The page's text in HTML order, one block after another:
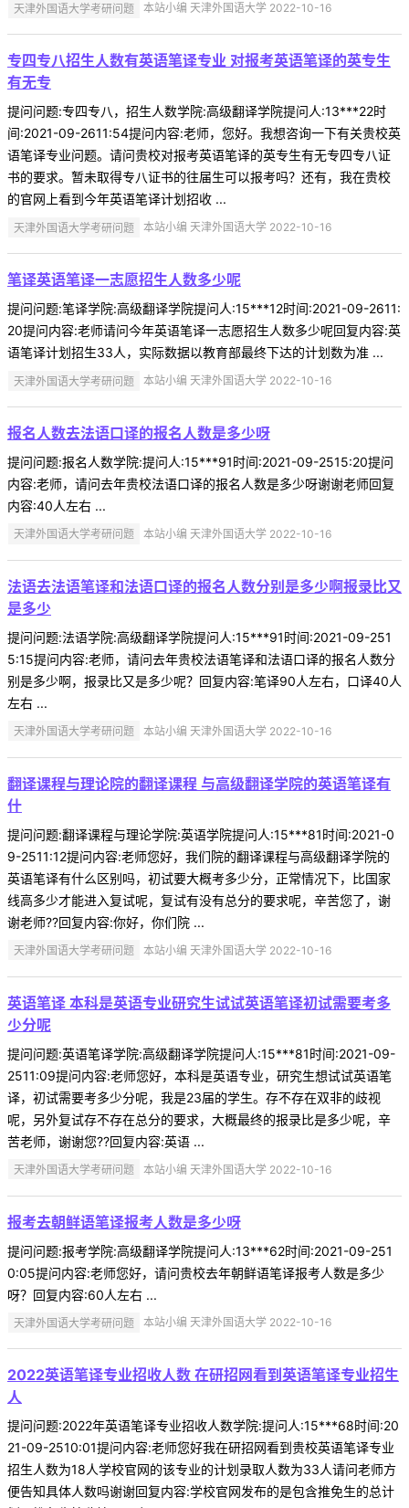
天津外国语大学考研问题 本站小编 天津外国语大学 2022-10-16
专四专八招生人数有英语笔译专业 对报考英语笔译的英专生
有无专
提问问题:专四专八，招生人数学院:高级翻译学院提问人:13***22时
间:2021-09-2611:54提问内容:老师，您好。我想咨询一下有关贵校英
语笔译专业问题。请问贵校对报考英语笔译的英专生有无专四专八证
书的要求。暂未取得专八证书的往届生可以报考吗？还有，我在贵校
的官网上看到今年英语笔译计划招收 ...
天津外国语大学考研问题 本站小编 天津外国语大学 2022-10-16
笔译英语笔译一志愿招生人数多少呢
提问问题:笔译学院:高级翻译学院提问人:15***12时间:2021-09-2611:
20提问内容:老师请问今年英语笔译一志愿招生人数多少呢回复内容:英
语笔译计划招生33人，实际数据以教育部最终下达的计划数为准 ...
天津外国语大学考研问题 本站小编 天津外国语大学 2022-10-16
报名人数去法语口译的报名人数是多少呀
提问问题:报名人数学院:提问人:15***91时间:2021-09-2515:20提问
内容:老师，请问去年贵校法语口译的报名人数是多少呀谢谢老师回复
内容:40人左右 ...
天津外国语大学考研问题 本站小编 天津外国语大学 2022-10-16
法语去法语笔译和法语口译的报名人数分别是多少啊报录比又
是多少
提问问题:法语学院:高级翻译学院提问人:15***91时间:2021-09-251
5:15提问内容:老师，请问去年贵校法语笔译和法语口译的报名人数分
别是多少啊，报录比又是多少呢？回复内容:笔译90人左右，口译40人
左右 ...
天津外国语大学考研问题 本站小编 天津外国语大学 2022-10-16
翻译课程与理论院的翻译课程 与高级翻译学院的英语笔译有
什
提问问题:翻译课程与理论学院:英语学院提问人:15***81时间:2021-0
9-2511:12提问内容:老师您好，我们院的翻译课程与高级翻译学院的
英语笔译有什么区别吗，初试要大概考多少分，正常情况下，比国家
线高多少才能进入复试呢，复试有没有总分的要求呢，辛苦您了，谢
谢老师??回复内容:你好，你们院 ...
天津外国语大学考研问题 本站小编 天津外国语大学 2022-10-16
英语笔译 本科是英语专业研究生试试英语笔译初试需要考多
少分呢
提问问题:英语笔译学院:高级翻译学院提问人:15***81时间:2021-09-
2511:09提问内容:老师您好，本科是英语专业，研究生想试试英语笔
译，初试需要考多少分呢，我是23届的学生。存不存在双非的歧视
呢，另外复试存不存在总分的要求，大概最终的报录比是多少呢，辛
苦老师，谢谢您??回复内容:英语 ...
天津外国语大学考研问题 本站小编 天津外国语大学 2022-10-16
报考去朝鲜语笔译报考人数是多少呀
提问问题:报考学院:高级翻译学院提问人:13***62时间:2021-09-251
0:05提问内容:老师您好，请问贵校去年朝鲜语笔译报考人数是多少
呀？回复内容:60人左右 ...
天津外国语大学考研问题 本站小编 天津外国语大学 2022-10-16
2022英语笔译专业招收人数 在研招网看到英语笔译专业招生
人
提问问题:2022年英语笔译专业招收人数学院:提问人:15***68时间:20
21-09-2510:01提问内容:老师您好我在研招网看到贵校英语笔译专业
招生人数为18人学校官网的该专业的计划录取人数为33人请问老师方
便告知具体人数吗谢谢回复内容:学校官网发布的是包含推免生的总计